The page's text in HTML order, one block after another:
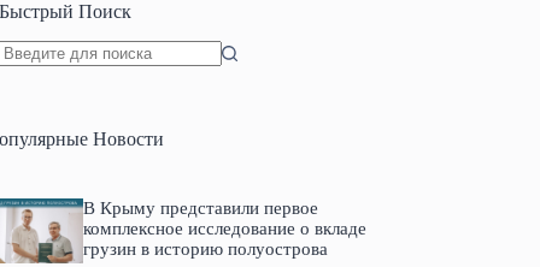
Быстрый Поиск
Новости
В Крыму представили первое
комплексное исследование о вкладе
грузин в историю полуострова